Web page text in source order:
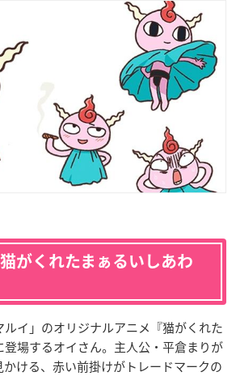
がくれたまぁるいしあわ
イ」のオリジナルアニメ『猫がくれた
登場するオイさん。主人公・平倉まりが
ける、赤い前掛けがトレードマークの